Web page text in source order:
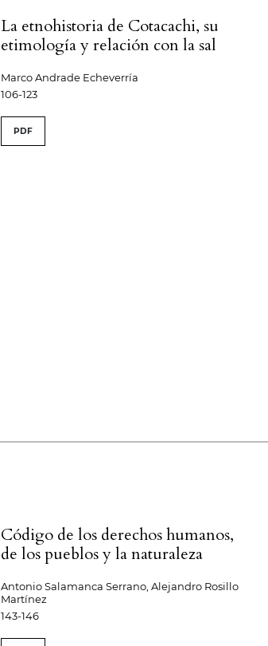
La etnohistoria de Cotacachi, su
etimología y relación con la sal
Marco Andrade Echeverría
106-123
PDF
Código de los derechos humanos,
de los pueblos y la naturaleza
Antonio Salamanca Serrano, Alejandro Rosillo
Martínez
143-146